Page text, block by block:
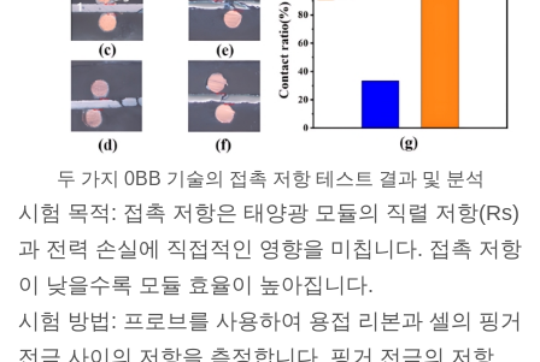
두 가지 0BB 기술의 접촉 저항 테스트 결과 및 분석
시험 목적: 접촉 저항은 태양광 모듈의 직렬 저항(Rs)
과 전력 손실에 직접적인 영향을 미칩니다. 접촉 저항
이 낮을수록 모듈 효율이 높아집니다.
시험 방법: 프로브를 사용하여 용접 리본과 셀의 핑거